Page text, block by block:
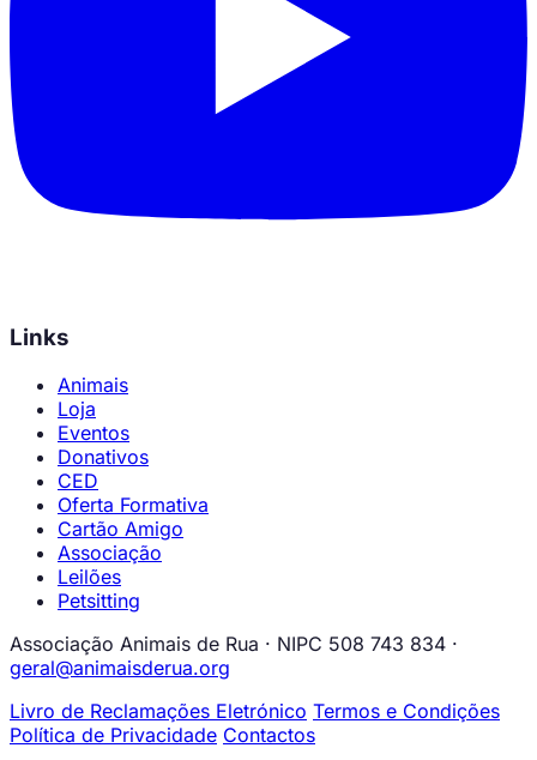
Links
Animais
Loja
Eventos
Donativos
CED
Oferta Formativa
Cartão Amigo
Associação
Leilões
Petsitting
Associação Animais de Rua · NIPC 508 743 834 ·
geral@animaisderua.org
Livro de Reclamações Eletrónico Termos e Condições
Política de Privacidade Contactos